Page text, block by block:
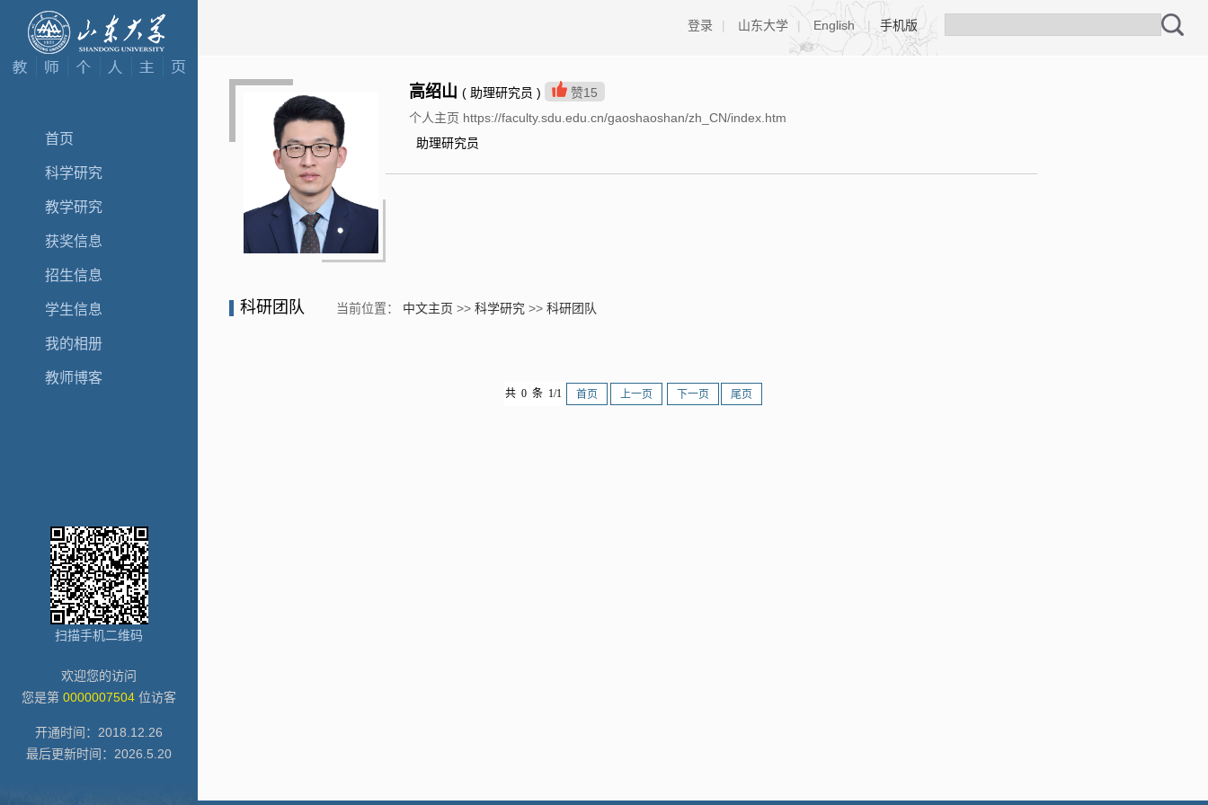
首页
科学研究
教学研究
获奖信息
招生信息
学生信息
我的相册
教师博客
扫描手机二维码
欢迎您的访问
您是第 0000007504 位访客
开通时间： 2018 12 26
最后更新时间： 2026 5 20
登录 | 山东大学 | English | 手机版
高绍山 ( 助理研究员 ) 赞15
个人主页 https://faculty.sdu.edu.cn/gaoshaoshan/zh_CN/index.htm
助理研究员
科研团队 当前位置： 中文主页 >> 科学研究 >> 科研团队
共 0 条 1/1 首页 上一页 下一页 尾页